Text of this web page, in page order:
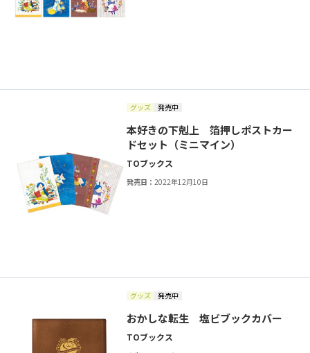
グッズ 発売中
本好きの下剋上 箔押しポストカー
ドセット（ミニマイン）
TOブックス
発売日：2022年12月10日
グッズ 発売中
おかしな転生 塩ビブックカバー
TOブックス